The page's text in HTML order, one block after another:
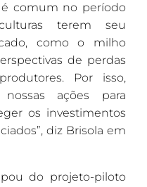
é comum no período
terem seu
como o milho
de perdas
Por isso,
ações para
os investimentos
diz Brisola em
do projeto-piloto